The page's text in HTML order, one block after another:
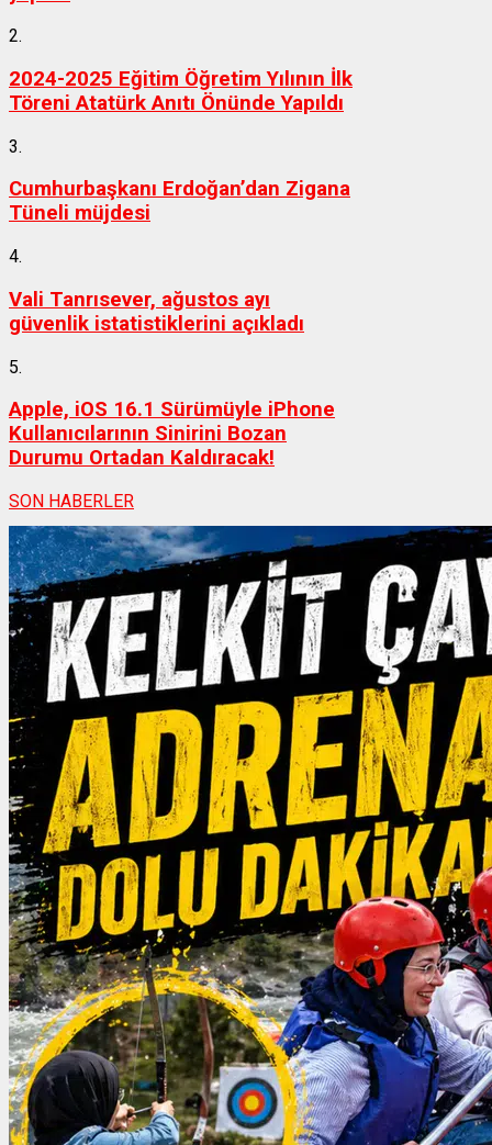
2.
2024-2025 Eğitim Öğretim Yılının İlk
Töreni Atatürk Anıtı Önünde Yapıldı
3.
Cumhurbaşkanı Erdoğan’dan Zigana
Tüneli müjdesi
4.
Vali Tanrısever, ağustos ayı
güvenlik istatistiklerini açıkladı
5.
Apple, iOS 16.1 Sürümüyle iPhone
Kullanıcılarının Sinirini Bozan
Durumu Ortadan Kaldıracak!
SON HABERLER